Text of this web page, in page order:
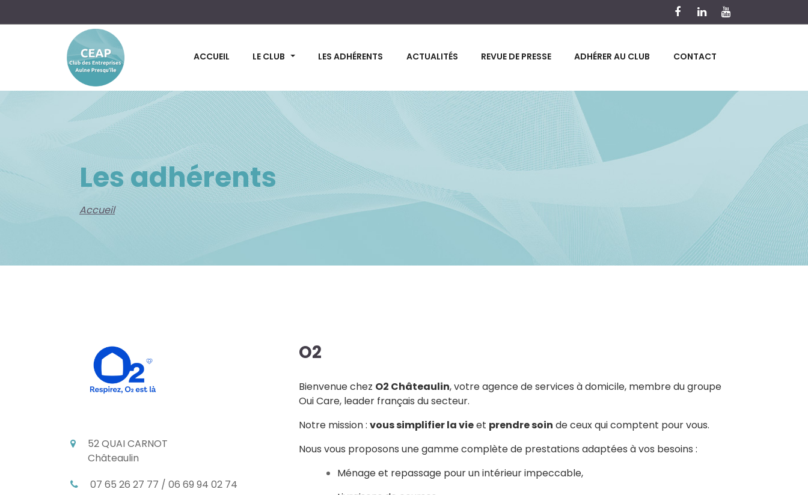
ACCUEIL LE CLUB LES ADHÉRENTS ACTUALITÉS REVUE DE PRESSE ADHÉRER AU CLUB CONTACT
Les adhérents
Accueil
52 QUAI CARNOT
Châteaulin
07 65 26 27 77 / 06 69 94 02 74
O2
Bienvenue chez O2 Châteaulin, votre agence de services à domicile, membre du groupe
Oui Care, leader français du secteur.
Notre mission : vous simplifier la vieet prendre soin de ceux qui comptent pour vous.
Nous vous proposons une gamme complète de prestations adaptées à vos besoins :
Ménage et repassage pour un intérieur impeccable,